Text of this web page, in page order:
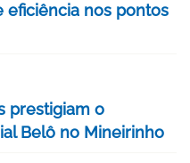
eficiência nos pontos
prestigiam o
Belô no Mineirinho